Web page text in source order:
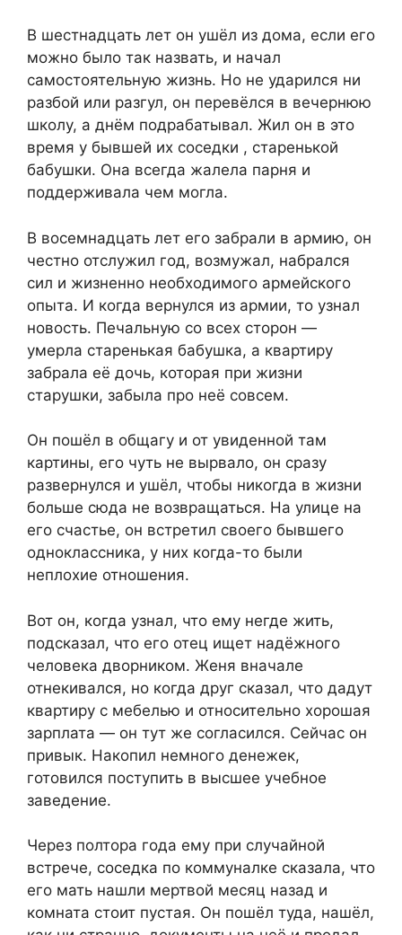
В шестнадцать лет он ушёл из дома, если его
можно было так назвать, и начал
самостоятельную жизнь. Но не ударился ни
разбой или разгул, он перевёлся в вечернюю
школу, а днём подрабатывал. Жил он в это
время у бывшей их соседки , старенькой
бабушки. Она всегда жалела парня и
поддерживала чем могла.
В восемнадцать лет его забрали в армию, он
честно отслужил год, возмужал, набрался
сил и жизненно необходимого армейского
опыта. И когда вернулся из армии, то узнал
новость. Печальную со всех сторон —
умерла старенькая бабушка, а квартиру
забрала её дочь, которая при жизни
старушки, забыла про неё совсем.
Он пошёл в общагу и от увиденной там
картины, его чуть не вырвало, он сразу
развернулся и ушёл, чтобы никогда в жизни
больше сюда не возвращаться. На улице на
его счастье, он встретил своего бывшего
одноклассника, у них когда-то были
неплохие отношения.
Вот он, когда узнал, что ему негде жить,
подсказал, что его отец ищет надёжного
человека дворником. Женя вначале
отнекивался, но когда друг сказал, что дадут
квартиру с мебелью и относительно хорошая
зарплата — он тут же согласился. Сейчас он
привык. Накопил немного денежек,
готовился поступить в высшее учебное
заведение.
Через полтора года ему при случайной
встрече, соседка по коммуналке сказала, что
его мать нашли мертвой месяц назад и
комната стоит пустая. Он пошёл туда, нашёл,